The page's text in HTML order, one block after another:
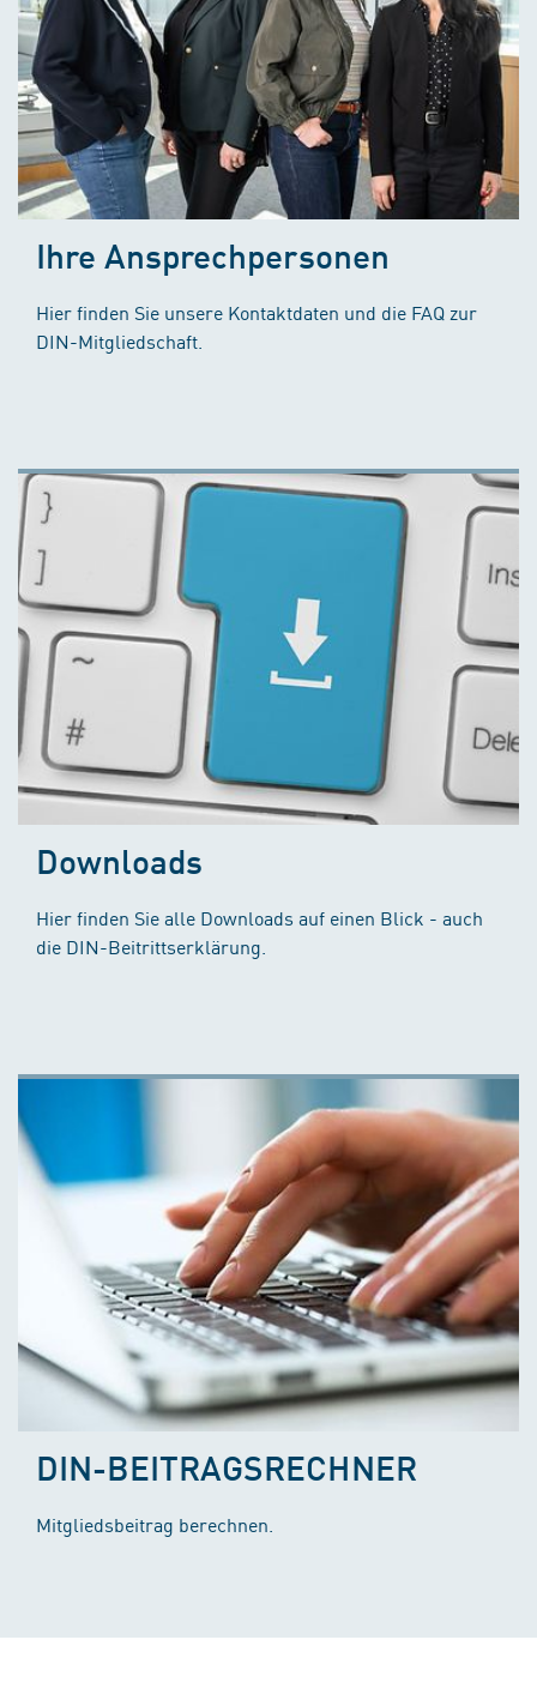
Ihre Ansprechpersonen
Hier finden Sie unsere Kontaktdaten und die FAQ zur
DIN-Mitgliedschaft.
Downloads
Hier finden Sie alle Downloads auf einen Blick - auch
die DIN-Beitrittserklärung.
DIN-BEITRAGSRECHNER
Mitgliedsbeitrag berechnen.